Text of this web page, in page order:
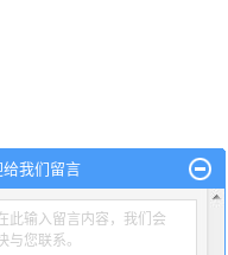
给我们留言
此输入留言内容，我们会
与您联系。